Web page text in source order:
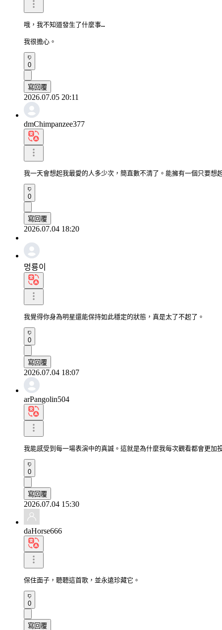
哦，我不知道發生了什麼事…
我很擔心。
0
寫回覆
2026.07.05 20:11
dmChimpanzee377
我一天會想起我最愛的人多少次，簡直數不清了。能擁有一個只要想
0
寫回覆
2026.07.04 18:20
멍룡이
我覺得你身為明星還能保持如此穩定的狀態，真是太了不起了。
0
寫回覆
2026.07.04 18:07
arPangolin504
我能感受到每一場表演中的真誠。這就是為什麼我每次觀看都會更加
0
寫回覆
2026.07.04 15:30
daHorse666
保住面子，聽聽這首歌，並永遠珍藏它。
0
寫回覆